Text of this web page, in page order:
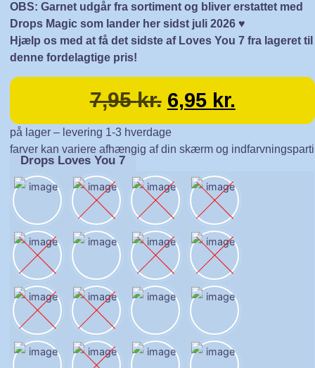
OBS: Garnet udgår fra sortiment og bliver erstattet med
Drops Magic som lander her sidst juli 2026 ♥️
Hjælp os med at få det sidste af Loves You 7 fra lageret til
denne fordelagtige pris!
7,95kr. 6,95 kr.
på lager – levering 1-3 hverdage
farver kan variere afhængig af din skærm og indfarvningsparti
Drops Loves You 7